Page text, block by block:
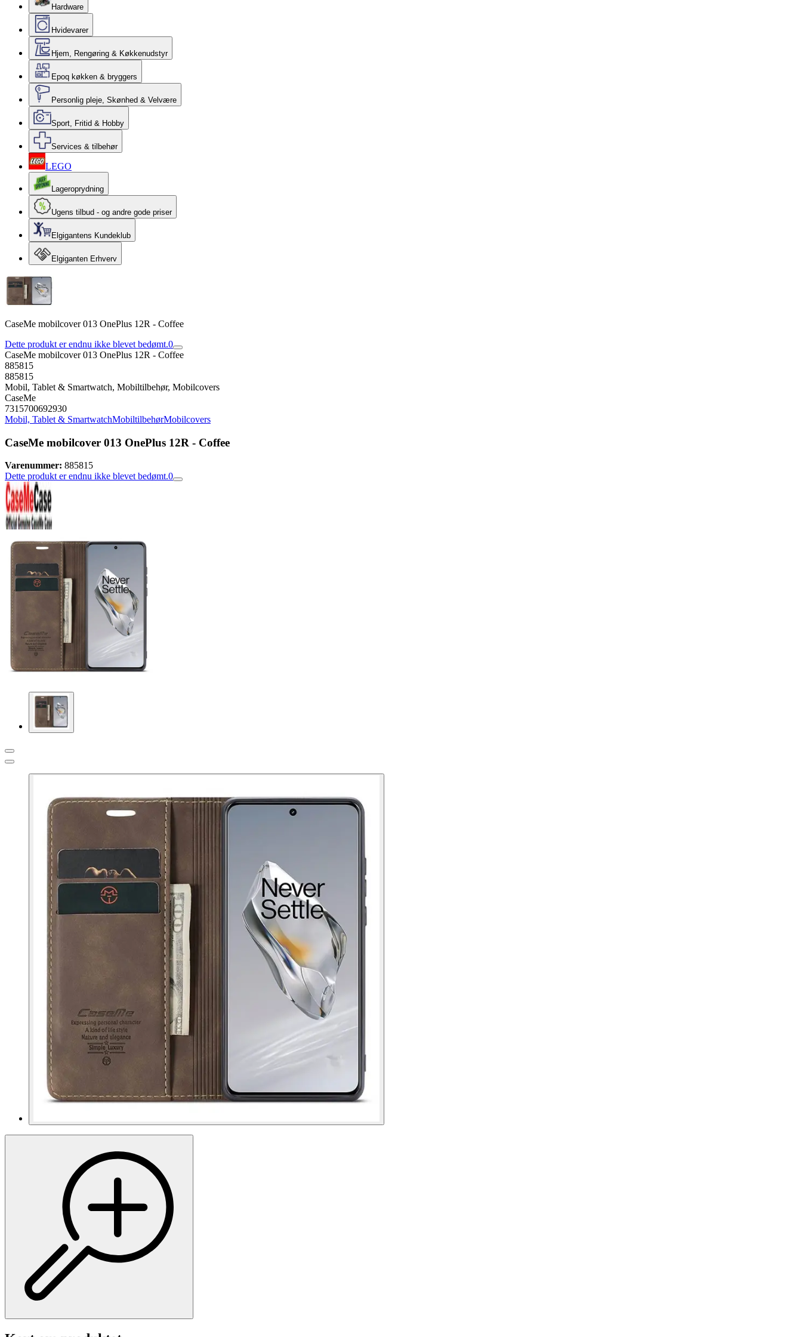
Hardware
Hvidevarer
Hjem, Rengøring & Køkkenudstyr
Epoq køkken & bryggers
Personlig pleje, Skønhed & Velvære
Sport, Fritid & Hobby
Services & tilbehør
LEGO
Lageroprydning
Ugens tilbud - og andre gode priser
Elgigantens Kundeklub
Elgiganten Erhverv
CaseMe mobilcover 013 OnePlus 12R - Coffee
Dette produkt er endnu ikke blevet bedømt.0
CaseMe mobilcover 013 OnePlus 12R - Coffee
885815
885815
Mobil, Tablet & Smartwatch, Mobiltilbehør, Mobilcovers
CaseMe
7315700692930
Mobil, Tablet & SmartwatchMobiltilbehørMobilcovers
CaseMe mobilcover 013 OnePlus 12R - Coffee
Varenummer: 885815
Dette produkt er endnu ikke blevet bedømt.0